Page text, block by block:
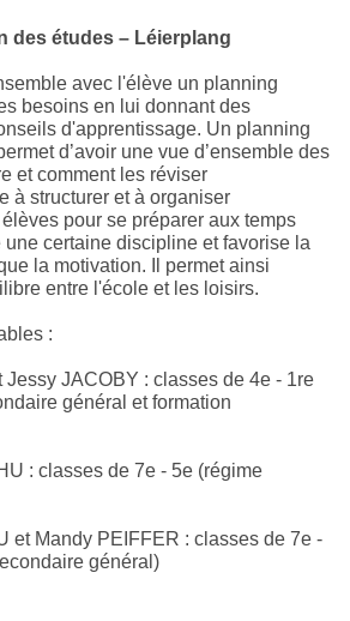
des études – Léierplang
avec l'élève un planning
besoins en lui donnant des
d'apprentissage. Un planning
d’avoir une vue d’ensemble des
et comment les réviser
à structurer et à organiser
élèves pour se préparer aux temps
certaine discipline et favorise la
la motivation. Il permet ainsi
entre l'école et les loisirs.
:
JACOBY : classes de 4e - 1re
général et formation
: classes de 7e - 5e (régime
et Mandy PEIFFER : classes de 7e -
général)